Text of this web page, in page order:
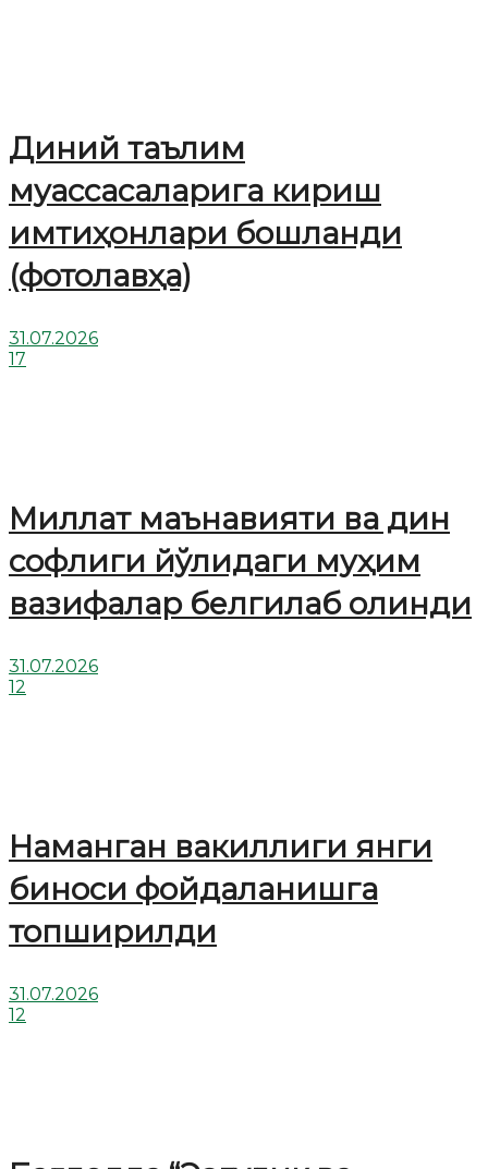
Диний таълим
муассасаларига кириш
имтиҳонлари бошланди
(фотолавҳа)
31.07.2026
17
Миллат маънавияти ва дин
софлиги йўлидаги муҳим
вазифалар белгилаб олинди
31.07.2026
12
Наманган вакиллиги янги
биноси фойдаланишга
топширилди
31.07.2026
12